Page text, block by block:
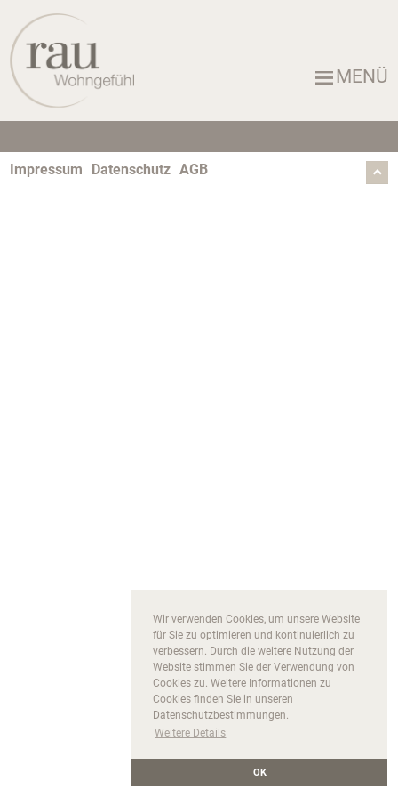
Wir verwenden Cookies, um unsere Website
für Sie zu optimieren und kontinuierlich zu
verbessern. Durch die weitere Nutzung der
Website stimmen Sie der Verwendung von
Cookies zu. Weitere Informationen zu
Cookies finden Sie in unseren
Datenschutzbestimmungen.
Weitere Details
OK
MENÜ
Impressum Datenschutz AGB